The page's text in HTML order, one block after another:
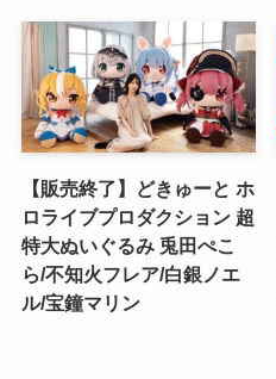
【販売終了】どきゅーと ホ
ロライブプロダクション 超
特大ぬいぐるみ 兎田ぺこ
ら/不知火フレア/白銀ノエ
ル/宝鐘マリン